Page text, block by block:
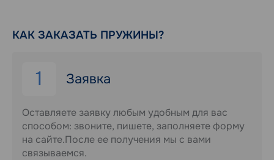
КАК ЗАКАЗАТЬ ПРУЖИНЫ?
1 Заявка
Оставляете заявку любым удобным для вас
способом: звоните, пишете, заполняете форму
на сайте.После ее получения мы с вами
связываемся.